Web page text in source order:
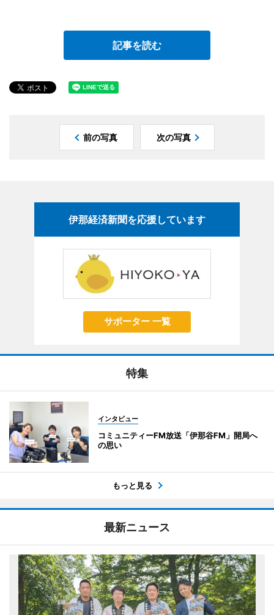
記事を読む
前の写真 次の写真
伊那経済新聞を応援しています
サポーター 一覧
特集
インタビュー
コミュニティーFM放送「伊那谷FM」開局へ
の思い
もっと見る
最新ニュース